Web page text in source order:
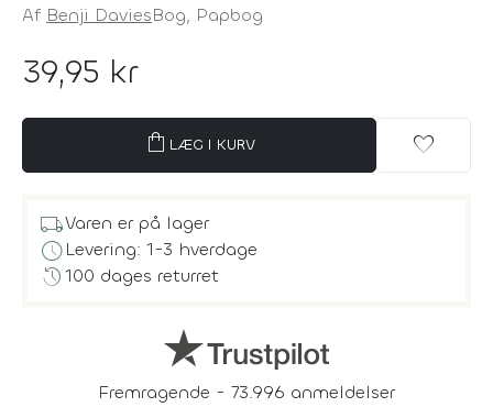
Af Benji DaviesBog, Papbog
39,95 kr
shopping_bag LÆG I KURV favorite
local_shippingVaren er på lager
scheduleLevering: 1-3 hverdage
history100 dages returret
Fremragende - 73.996 anmeldelser